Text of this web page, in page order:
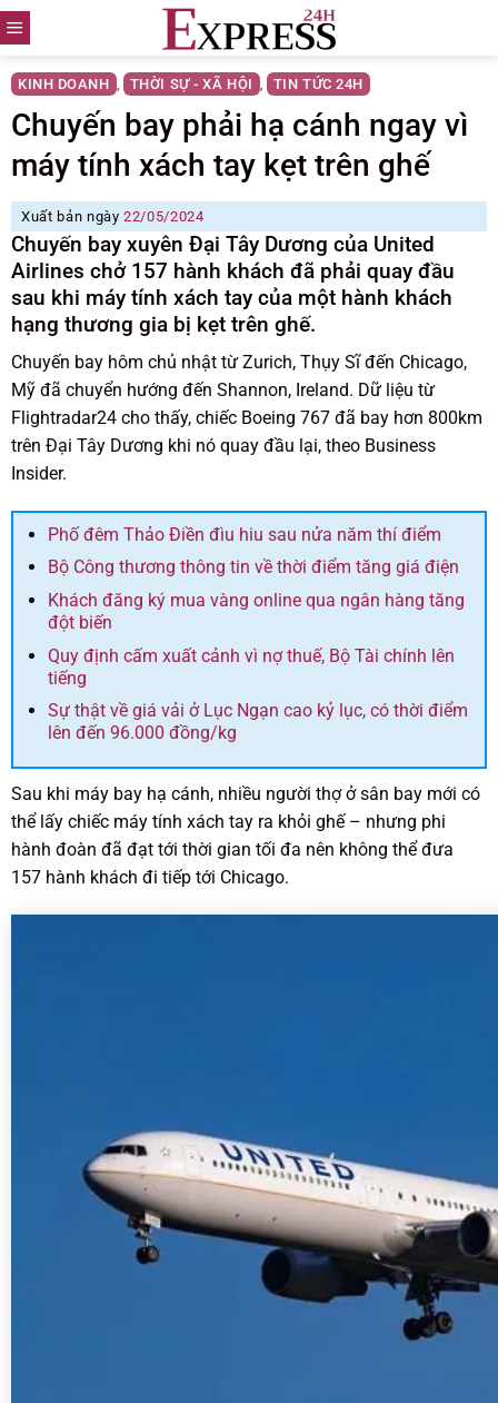
Skip
to
content
KINH DOANH , THỜI SỰ - XÃ HỘI , TIN TỨC 24H
Chuyến bay phải hạ cánh ngay vì
máy tính xách tay kẹt trên ghế
Xuất bản ngày22/05/2024
Chuyến bay xuyên Đại Tây Dương của United
Airlines chở 157 hành khách đã phải quay đầu
sau khi máy tính xách tay của một hành khách
hạng thương gia bị kẹt trên ghế.
Chuyến bay hôm chủ nhật từ Zurich, Thụy Sĩ đến Chicago,
Mỹ đã chuyển hướng đến Shannon, Ireland. Dữ liệu từ
Flightradar24 cho thấy, chiếc Boeing 767 đã bay hơn 800km
trên Đại Tây Dương khi nó quay đầu lại, theo Business
Insider.
Phố đêm Thảo Điền đìu hiu sau nửa năm thí điểm
Bộ Công thương thông tin về thời điểm tăng giá điện
Khách đăng ký mua vàng online qua ngân hàng tăng
đột biến
Quy định cấm xuất cảnh vì nợ thuế, Bộ Tài chính lên
tiếng
Sự thật về giá vải ở Lục Ngạn cao kỷ lục, có thời điểm
lên đến 96.000 đồng/kg
Sau khi máy bay hạ cánh, nhiều người thợ ở sân bay mới có
thể lấy chiếc máy tính xách tay ra khỏi ghế – nhưng phi
hành đoàn đã đạt tới thời gian tối đa nên không thể đưa
157 hành khách đi tiếp tới Chicago.